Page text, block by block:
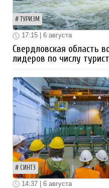
ТУРИЗМ
17:15 | 6 августа
Свердловская область
лидеров по числу
СИНТЗ
14:37 | 6 августа